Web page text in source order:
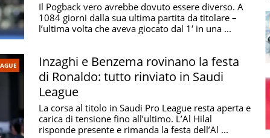
Il Pogback vero avrebbe dovuto essere diverso. A
1084 giorni dalla sua ultima partita da titolare –
l’ultima volta che aveva giocato dal 1′ in una ...
Inzaghi e Benzema rovinano la festa
di Ronaldo: tutto rinviato in Saudi
League
La corsa al titolo in Saudi Pro League resta aperta e
carica di tensione fino all’ultimo. L’Al Hilal
risponde presente e rimanda la festa dell’Al ...